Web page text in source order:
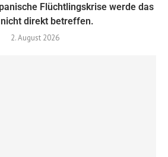
Flüchtlingskrise werde das
direkt betreffen.
2. August 2026